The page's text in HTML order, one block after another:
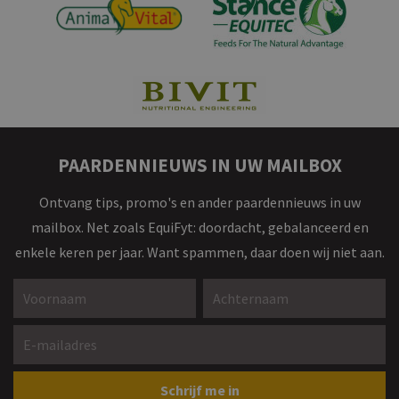
PAARDENNIEUWS IN UW MAILBOX
Ontvang tips, promo's en ander paardennieuws in uw
mailbox. Net zoals EquiFyt: doordacht, gebalanceerd en
enkele keren per jaar. Want spammen, daar doen wij niet aan.
Voornaam *
Achternaam *
E-mailadres *
Gelieve dit veld leeg te laten
Schrijf me in